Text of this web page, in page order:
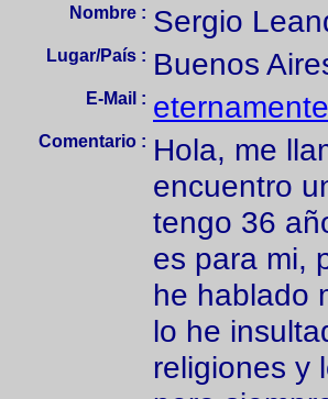
Nombre : Sergio
Lugar/País : Buenos
E-Mail :
Comentario : Hola, me
encuentro
tengo 36
es para mi,
he hablado
lo he
religiones y